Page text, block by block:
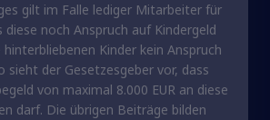
gilt im Falle lediger Mitarbeiter für
diese noch Anspruch auf Kindergeld
hinterbliebenen Kinder kein Anspruch
sieht der Gesetzesgeber vor, dass
von maximal 8.000 EUR an diese
darf. Die übrigen Beiträge bilden